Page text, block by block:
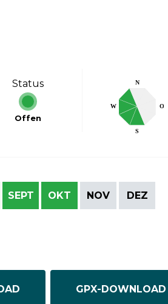
Status
Offen
W
S
O
N
SEPT OKT NOV DEZ
GPX-DOWNLOAD